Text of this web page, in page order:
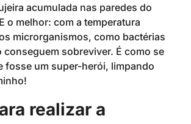
acumulada nas paredes do
o melhor: com a temperatura
microrganismos, como bactérias
conseguem sobreviver. É como se
fosse um super-herói, limpando
realizar a